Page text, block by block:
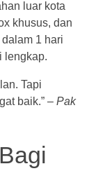
luar kota
khusus, dan
1 hari
lengkap.
Tapi
baik.” – Pak